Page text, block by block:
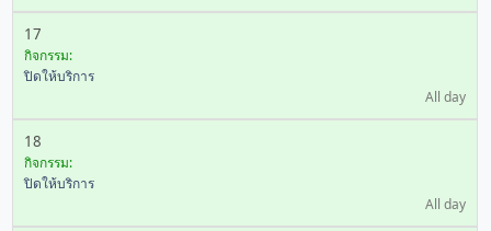
17
กิจกรรม:
ปิดให้บริการ
All day
18
กิจกรรม:
ปิดให้บริการ
All day